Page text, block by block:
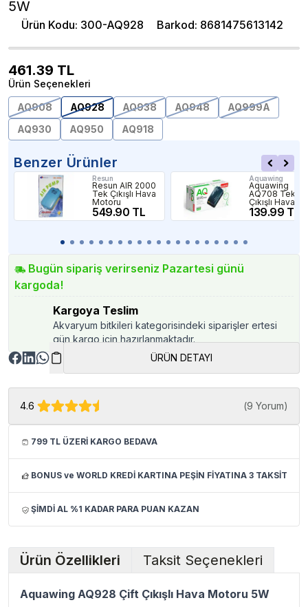
5W
Ürün Kodu: 300-AQ928 Barkod: 8681475613142
461.39 TL
Ürün Seçenekleri
AQ908
AQ928 AQ938 AQ948
AQ999A
AQ930
AQ950 AQ918
Benzer Ürünler
Resun
Resun AIR 2000
Tek Çıkışlı Hava
Motoru
549.90 TL
Aquawing
Aquawing
AQ708 Tek
Çıkışlı Hava
Motoru 3W
139.99 TL
Bugün sipariş verirseniz Pazartesi günü
kargoda!
Kargoya Teslim
Akvaryum bitkileri kategorisindeki siparişler ertesi
gün kargo için hazırlanmaktadır.
ÜRÜN DETAYI
4.6 (9 Yorum)
799 TL ÜZERİ KARGO BEDAVA
BONUS ve WORLD KREDİ KARTINA PEŞİN FİYATINA 3 TAKSİT
ŞİMDİ AL %1 KADAR PARA PUAN KAZAN
Ürün Özellikleri Taksit Seçenekleri
Aquawing AQ928 Çift Çıkışlı Hava Motoru 5W